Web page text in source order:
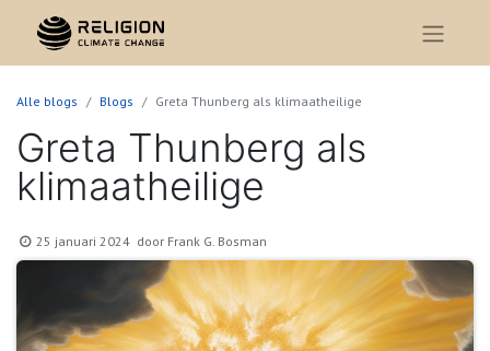
Alle blogs Blogs Greta Thunberg als klimaatheilige
Greta Thunberg als
klimaatheilige
25 januari 2024 door Frank G. Bosman